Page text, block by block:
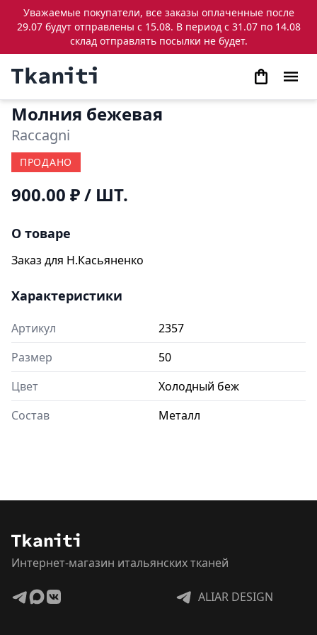
Уважаемые покупатели, все заказы оплаченные после
29.07 будут отправлены с 15.08. В период с 31.07 по 14.08
склад отправлять посылки не будет.
Молния бежевая
Raccagni
ПРОДАНО
900.00 ₽/ ШТ.
О товаре
Заказ для Н.Касьяненко
Характеристики
Артикул
2357
Размер
50
Цвет
Холодный беж
Состав
Металл
Интернет-магазин итальянских тканей
ALIAR DESIGN